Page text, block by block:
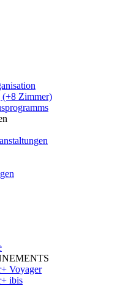
(+8 Zimmer)
Voyager
ibis